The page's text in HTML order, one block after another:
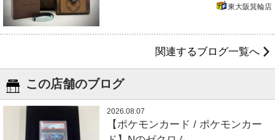
東大阪箕輪店
関連するブログ一覧へ
この店舗のブログ
2026.08.07
【ポケモンカード / ポケモンカー